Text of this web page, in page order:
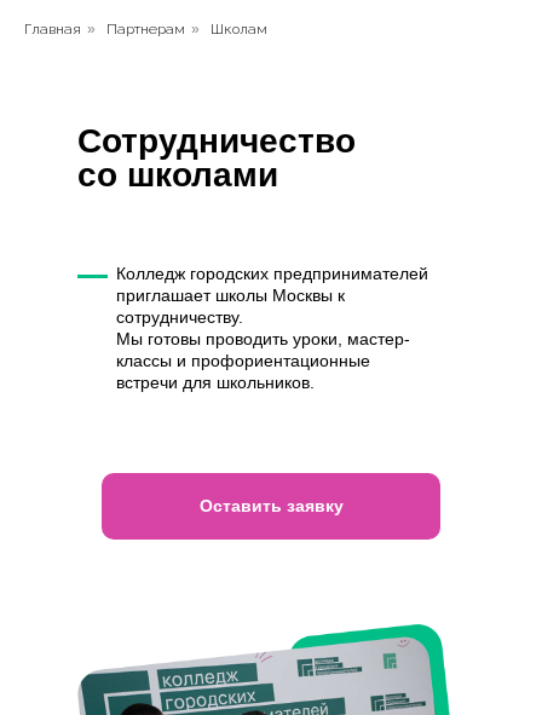
Главная » Партнерам » Школам
Сотрудничество
со школами
Оставить заявку
Колледж городских предпринимателей
приглашает школы Москвы к
сотрудничеству.
Мы готовы проводить уроки, мастер-
классы и профориентационные
встречи для школьников.